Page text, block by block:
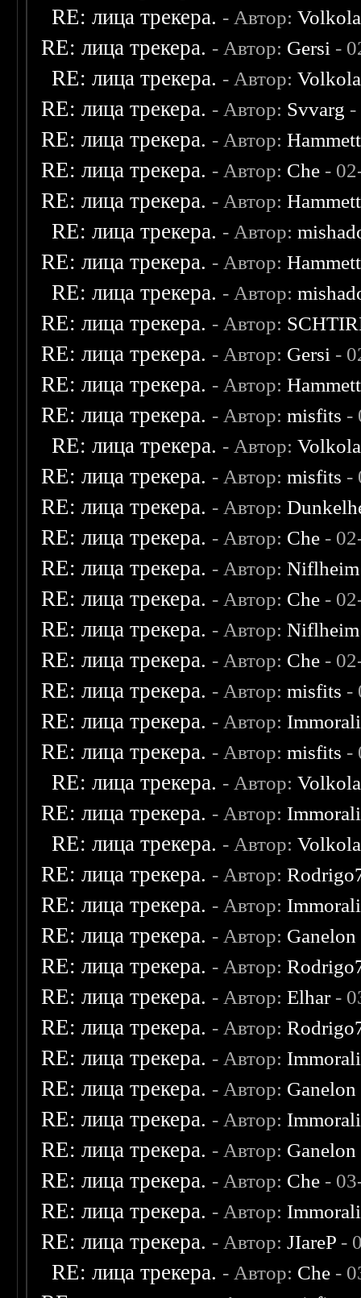
RE: лица трекера. - Автор:
RE: лица трекера. - Автор: Gersi -
RE: лица трекера. - Автор:
RE: лица трекера. - Автор: Svvarg -
RE: лица трекера. - Автор:Hammett
RE: лица трекера. - Автор: Che -
RE: лица трекера. - Автор:Hammett
RE: лица трекера. - Автор:
RE: лица трекера. - Автор:Hammett
RE: лица трекера. - Автор:
RE: лица трекера. - Автор:
RE: лица трекера. - Автор: Gersi -
RE: лица трекера. - Автор:Hammett
RE: лица трекера. - Автор:misfits -
RE: лица трекера. - Автор:
RE: лица трекера. - Автор:misfits -
RE: лица трекера. - Автор:
RE: лица трекера. - Автор: Che -
RE: лица трекера. - Автор:Niflheim
RE: лица трекера. - Автор: Che -
RE: лица трекера. - Автор:Niflheim
RE: лица трекера. - Автор: Che -
RE: лица трекера. - Автор:misfits -
RE: лица трекера. - Автор:
RE: лица трекера. - Автор:misfits -
RE: лица трекера. - Автор:
RE: лица трекера. - Автор:
RE: лица трекера. - Автор:
RE: лица трекера. - Автор:
RE: лица трекера. - Автор:
RE: лица трекера. - Автор: Ganelon
RE: лица трекера. - Автор:
RE: лица трекера. - Автор:Elhar-
RE: лица трекера. - Автор:
RE: лица трекера. - Автор:
RE: лица трекера. - Автор: Ganelon
RE: лица трекера. - Автор:
RE: лица трекера. - Автор: Ganelon
RE: лица трекера. - Автор: Che -
RE: лица трекера. - Автор:
RE: лица трекера. - Автор:JIareP -
RE: лица трекера. - Автор: Che -